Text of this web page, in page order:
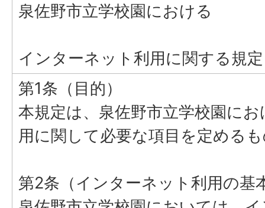
泉佐野市立学校園における
インターネット利用に関する規定
第1条（目的）
本規定は、泉佐野市立学校園に
用に関して必要な項目を定める
第2条（インターネット利用の基